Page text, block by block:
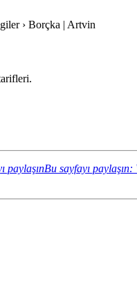
› Borçka | Artvin
paylaşınBu sayfayı paylaşın: